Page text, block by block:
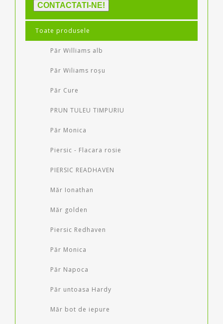
CONTACTATI-NE!
Toate produsele
Păr Williams alb
Păr Wiliams roșu
Păr Cure
PRUN TULEU TIMPURIU
Păr Monica
Piersic - Flacara rosie
PIERSIC READHAVEN
Măr Ionathan
Măr golden
Piersic Redhaven
Păr Monica
Păr Napoca
Păr untoasa Hardy
Măr bot de iepure